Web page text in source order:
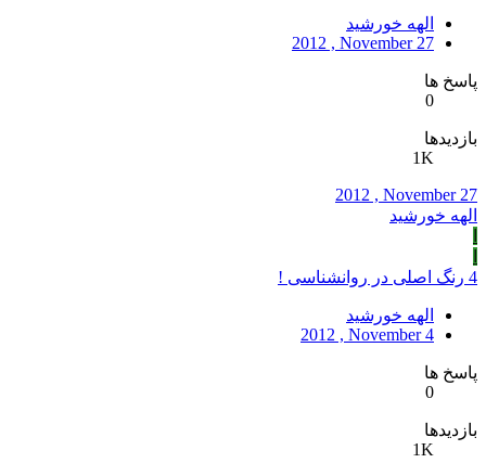
الهه خورشید
2012 , November 27
پاسخ ها
0
بازدیدها
1K
2012 , November 27
الهه خورشید
4 رنگ اصلی در روانشناسی !
الهه خورشید
2012 , November 4
پاسخ ها
0
بازدیدها
1K